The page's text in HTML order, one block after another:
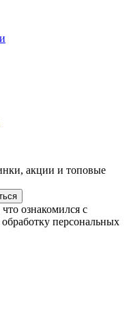
акции и топовые
ознакомился с
персональных